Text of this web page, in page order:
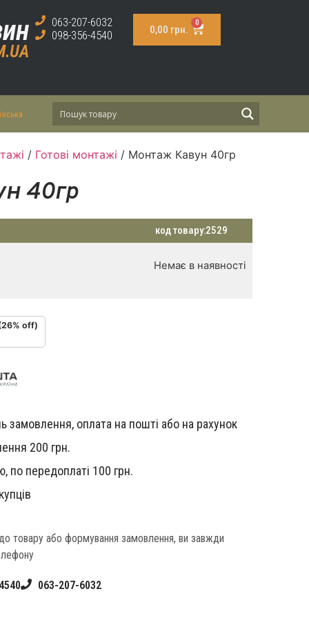
063-207-6032
098-356-4540
0,00 грн.
0
/ Готові монтажі / Монтаж Кавун 40гр
40гр
код товару:2529
Немає в наявності
off)
замовлення, оплата на пошті або на рахунок
200 грн.
по передоплаті 100 грн.
товару або формування замовлення, ви завжди
063-207-6032